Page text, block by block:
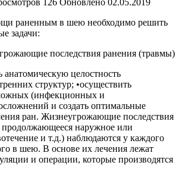
раненным в шею необходимо решить
задачи:
последствия ранения (травмы)
анатомическую целостность
структур; •осуществить
(инфекционных и
и создать оптимальные
ран. Жизнеугрожающие последствия
продолжающееся наружное или
и т.д.) наблюдаются у каждого
в шею. В основе их лечения лежат
и операции, которые производятся